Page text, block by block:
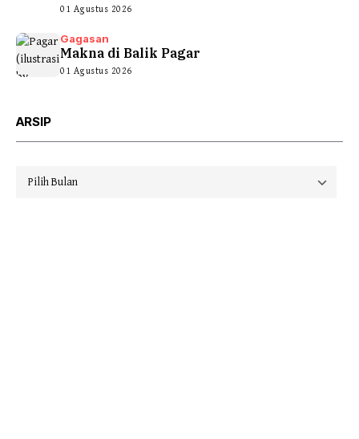
01 Agustus 2026
Gagasan
Makna di Balik Pagar
01 Agustus 2026
ARSIP
Arsip